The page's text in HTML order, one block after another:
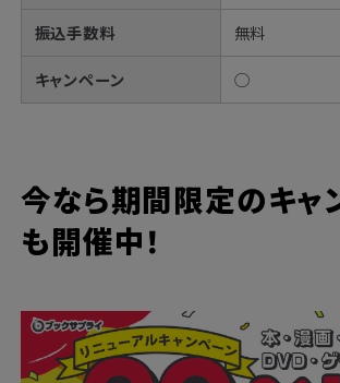
振込手数料 無料
キャンペーン ◯
今なら期間限定のキャ
も開催中！